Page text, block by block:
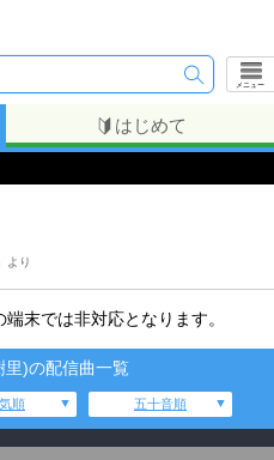
メニュー
はじめて
より
末では非対応となります。
里)の配信曲一覧
順 五十音順